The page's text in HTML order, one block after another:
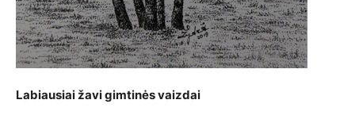
Labiausiai žavi gimtinės vaizdai